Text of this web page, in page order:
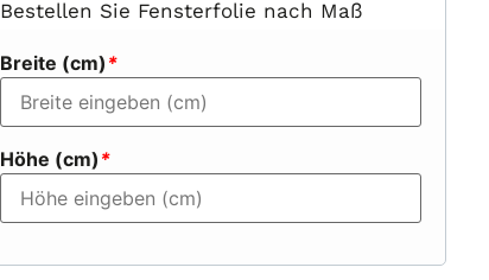
Bestellen Sie Fensterfolie nach Maß
Breite (cm) *
Höhe (cm) *